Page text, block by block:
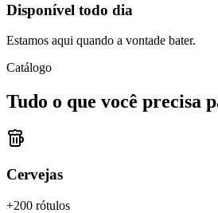
Disponível todo dia
Estamos aqui quando a vontade bater.
Catálogo
Tudo o que você precisa
Cervejas
+200 rótulos